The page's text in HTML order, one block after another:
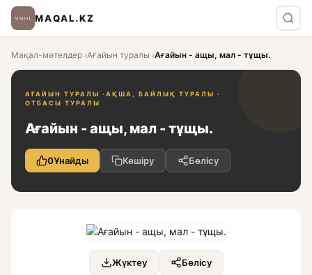
MAQAL.KZ
Мақал-мәтелдер ›Ағайын туралы ›Ағайын - ащы, мал - тұщы.
АҒАЙЫН ТУРАЛЫ · АҚША, БАЙЛЫҚ ТУРАЛЫ ·
ОТБАСЫ ТУРАЛЫ
Ағайын - ащы, мал - тұщы.
0Ұнайды Көшіру Бөлісу
Жүктеу Бөлісу